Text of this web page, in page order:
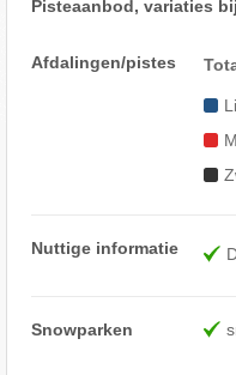
Pisteaanbod, variaties
Afdalingen/pistes
Nuttige informatie
Snowparken